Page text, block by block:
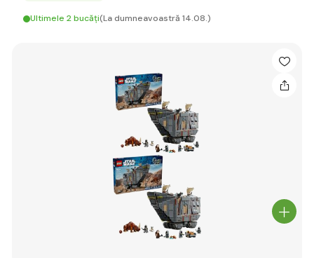
Ultimele 2 bucăți(La dumneavoastră 14.08.)